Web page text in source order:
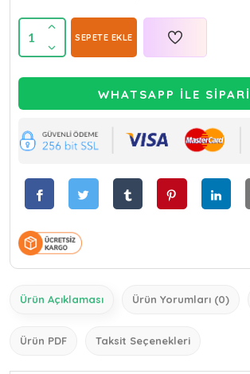
1 SEPETE EKLE
WHATSAPP İLE
Ürün Açıklaması Ürün Yorumları (0)
Ürün PDF Taksit Seçenekleri